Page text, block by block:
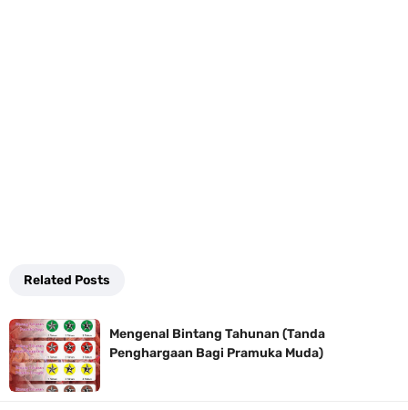
Related Posts
Mengenal Bintang Tahunan (Tanda
Penghargaan Bagi Pramuka Muda)